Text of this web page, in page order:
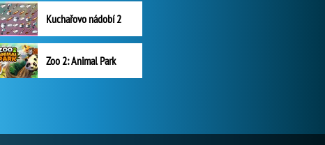
Kuchařovo nádobí 2
Zoo 2: Animal Park